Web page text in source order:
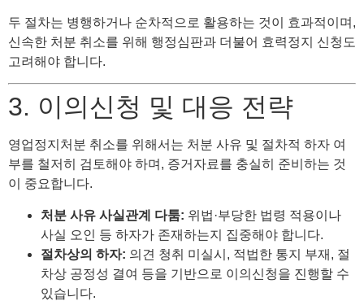
두 절차는 병행하거나 순차적으로 활용하는 것이 효과적이며,
신속한 처분 취소를 위해 행정심판과 더불어 효력정지 신청도
고려해야 합니다.
3. 이의신청 및 대응 전략
영업정지처분 취소를 위해서는 처분 사유 및 절차적 하자 여
부를 철저히 검토해야 하며, 증거자료를 충실히 준비하는 것
이 중요합니다.
처분 사유 사실관계 다툼: 위법·부당한 법령 적용이나
사실 오인 등 하자가 존재하는지 집중해야 합니다.
절차상의 하자: 의견 청취 미실시, 적법한 통지 부재, 절
차상 공정성 결여 등을 기반으로 이의신청을 진행할 수
있습니다.